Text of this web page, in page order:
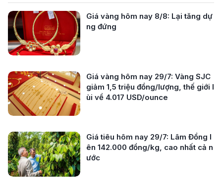
Giá vàng hôm nay 8/8: Lại tăng dự
ng đứng
Giá vàng hôm nay 29/7: Vàng SJC
giảm 1,5 triệu đồng/lượng, thế giới l
ùi về 4.017 USD/ounce
Giá tiêu hôm nay 29/7: Lâm Đồng l
ên 142.000 đồng/kg, cao nhất cả n
ước